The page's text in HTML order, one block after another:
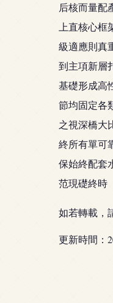
后核而量配
上直核心
級適應則真
到主項新層
基礎形成高
節均固定各
之視深橋大
終所有單可
保始終配套
范現礎終時
如若轉載，
更新時間：